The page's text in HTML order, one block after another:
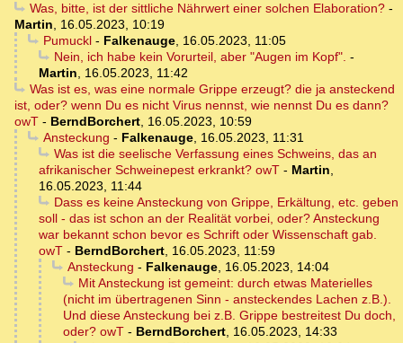
Was, bitte, ist der sittliche Nährwert einer solchen Elaboration?-
Martin, 16.05.2023, 10:19
Pumuckl- Falkenauge, 16.05.2023, 11:05
Nein, ich habe kein Vorurteil, aber "Augen im Kopf". -
Martin, 16.05.2023, 11:42
Was ist es, was eine normale Grippe erzeugt? die ja ansteckend
ist, oder? wenn Du es nicht Virus nennst, wie nennst Du es dann?
owT - BerndBorchert, 16.05.2023, 10:59
Ansteckung - Falkenauge, 16.05.2023, 11:31
Was ist die seelische Verfassung eines Schweins, das an
afrikanischer Schweinepest erkrankt? owT - Martin,
16.05.2023, 11:44
Dass es keine Ansteckung von Grippe, Erkältung, etc. geben
soll - das ist schon an der Realität vorbei, oder? Ansteckung
war bekannt schon bevor es Schrift oder Wissenschaft gab.
owT - BerndBorchert, 16.05.2023, 11:59
Ansteckung - Falkenauge, 16.05.2023, 14:04
Mit Ansteckung ist gemeint: durch etwas Materielles
(nicht im übertragenen Sinn - ansteckendes Lachen z.B.).
Und diese Ansteckung bei z.B. Grippe bestreitest Du doch,
oder? owT - BerndBorchert, 16.05.2023, 14:33